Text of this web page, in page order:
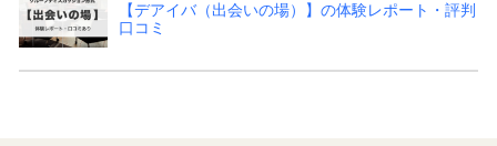
【デアイバ（出会いの場）】の体験レポート・評判
口コミ